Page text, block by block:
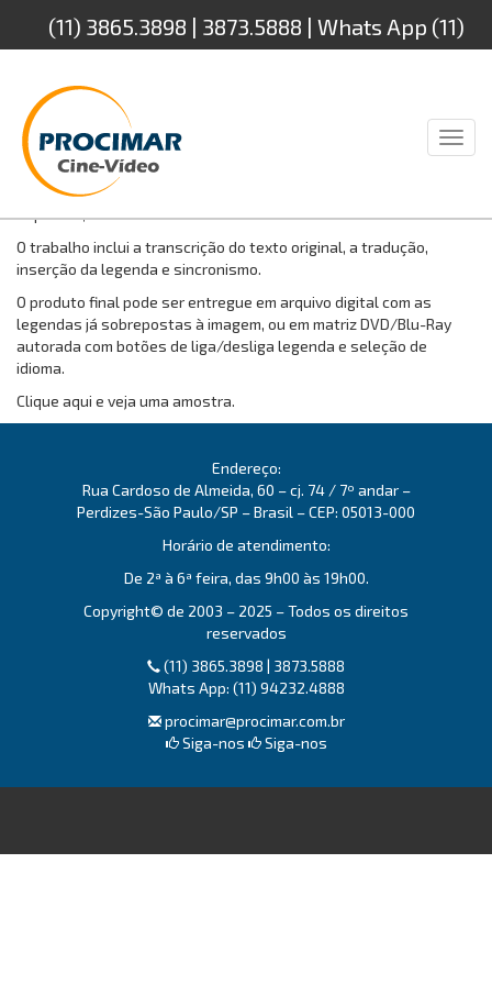
(11) 3865.3898 | 3873.5888 | Whats App (11)
94232.4888
Fazemos legendagem nos seguintes idiomas: Português, Inglês,
Espanhol, Frances e Alemão.
O trabalho inclui a transcrição do texto original, a tradução,
inserção da legenda e sincronismo.
O produto final pode ser entregue em arquivo digital com as
legendas já sobrepostas à imagem, ou em matriz DVD/Blu-Ray
autorada com botões de liga/desliga legenda e seleção de
idioma.
Clique aqui e veja uma amostra.
Endereço:
Rua Cardoso de Almeida, 60 – cj. 74 / 7º andar –
Perdizes-São Paulo/SP – Brasil – CEP: 05013-000
Horário de atendimento:
De 2ª à 6ª feira, das 9h00 às 19h00.
Copyright© de 2003 – 2025 – Todos os direitos
reservados
(11) 3865.3898 | 3873.5888
Whats App: (11) 94232.4888
procimar@procimar.com.br
Siga-nos
Siga-nos